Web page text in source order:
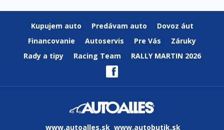
Kupujem auto Predávam auto
Dovoz áut
Financovanie
Autoservis Pre Vás
Záruky
Rady a tipy
Racing Team RALLY MARTIN 2026
www.autoalles.sk www.autobutik.sk